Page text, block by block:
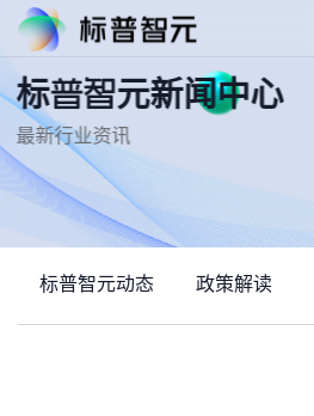
标普智元新闻中心
最新行业资讯
标普智元动态 政策解读